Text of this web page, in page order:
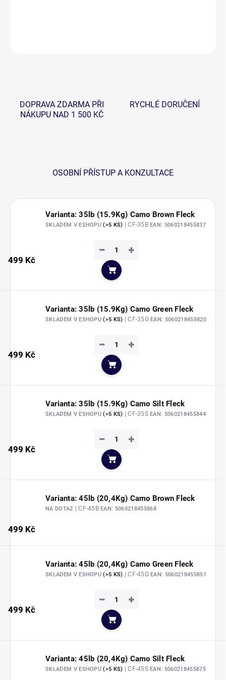
DOPRAVA ZDARMA PŘI
NÁKUPU NAD 1 500 KČ
RYCHLÉ DORUČENÍ
OSOBNÍ PŘÍSTUP A KONZULTACE
Varianta: 35lb (15.9Kg) Camo Brown Fleck
SKLADEM V ESHOPU(>5 KS) | CF-35BEAN: 5060218455837
499 Kč
+
−
Do košíku
Varianta: 35lb (15.9Kg) Camo Green Fleck
SKLADEM V ESHOPU(>5 KS) | CF-35GEAN: 5060218455820
499 Kč
+
−
Do košíku
Varianta: 35lb (15.9Kg) Camo Silt Fleck
SKLADEM V ESHOPU(>5 KS) | CF-35SEAN: 5060218455844
499 Kč
+
−
Do košíku
Varianta: 45lb (20,4Kg) Camo Brown Fleck
NA DOTAZ | CF-45BEAN: 5060218455868
499 Kč
Varianta: 45lb (20,4Kg) Camo Green Fleck
SKLADEM V ESHOPU(>5 KS) | CF-45GEAN: 5060218455851
499 Kč
+
−
Do košíku
Varianta: 45lb (20,4Kg) Camo Silt Fleck
SKLADEM V ESHOPU(>5 KS) | CF-45SEAN: 5060218455875